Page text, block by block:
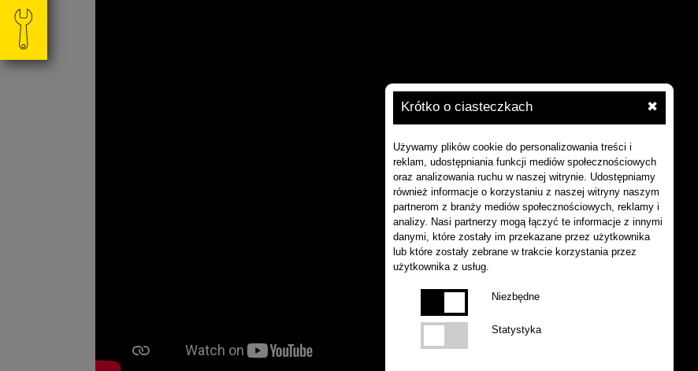
Krótko o ciasteczkach ✖
Używamy plików cookie do personalizowania treści i
reklam, udostępniania funkcji mediów społecznościowych
oraz analizowania ruchu w naszej witrynie. Udostępniamy
również informacje o korzystaniu z naszej witryny naszym
partnerom z branży mediów społecznościowych, reklamy i
analizy. Nasi partnerzy mogą łączyć te informacje z innymi
danymi, które zostały im przekazane przez użytkownika
lub które zostały zebrane w trakcie korzystania przez
użytkownika z usług.
Niezbędne
Statystyka